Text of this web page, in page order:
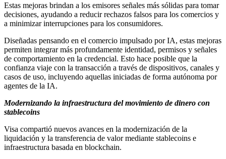
Estas mejoras brindan a los emisores señales más sólidas para tomar
decisiones, ayudando a reducir rechazos falsos para los comercios y
a minimizar interrupciones para los consumidores.
Diseñadas pensando en el comercio impulsado por IA, estas mejoras
permiten integrar más profundamente identidad, permisos y señales
de comportamiento en la credencial. Esto hace posible que la
confianza viaje con la transacción a través de dispositivos, canales y
casos de uso, incluyendo aquellas iniciadas de forma autónoma por
agentes de la IA.
Modernizando la infraestructura del movimiento de dinero con
stablecoins
Visa compartió nuevos avances en la modernización de la
liquidación y la transferencia de valor mediante stablecoins e
infraestructura basada en blockchain.